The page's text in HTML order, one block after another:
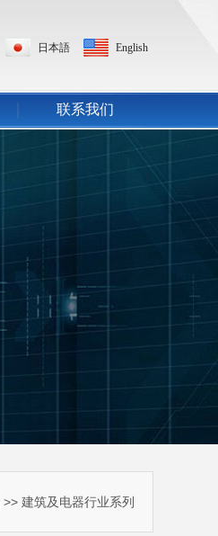
日本語 English
联系我们
>> 建筑及电器行业系列